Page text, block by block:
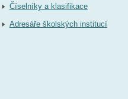
Číselníky a klasifikace
Adresáře školských institucí